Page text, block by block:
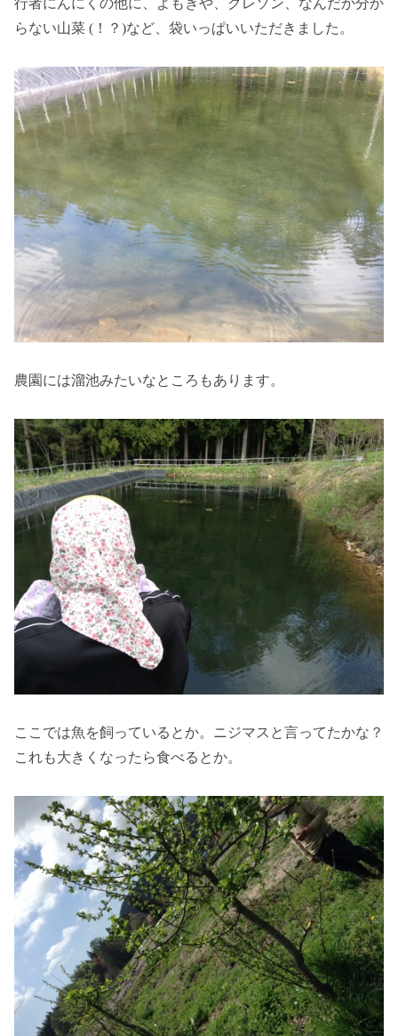
行者にんにくの他に、よもぎや、クレソン、なんだか分か
らない山菜 (！？)など、袋いっぱいいただきました。
農園には溜池みたいなところもあります。
ここでは魚を飼っているとか。ニジマスと言ってたかな？
これも大きくなったら食べるとか。